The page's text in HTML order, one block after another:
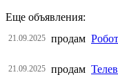
Еще объявления:
21.09.2025 продам
21.09.2025 продам